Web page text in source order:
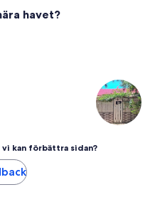
havet?
vi kan förbättra sidan?